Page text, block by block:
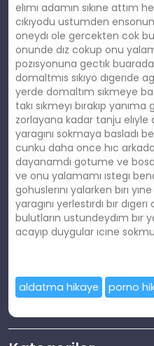
elımı adamın sıkıne attım
cıkıyodu ustumden
oneydı ole gercekten cok
onunde dız cokup onu
pozısyonuna gectık buarada
domaltmıs sıkıyo dıgerıde
yerde domaltım sıkmeye
takı sıkmeyı bırakıp
zorlayana kadar tanju elıyle
yaragını sokmaya basladı
cunku daha once hıc
dayanamdı gotume ve
ve onu yalamamı ıstegı
gohuslerını yalarken bırı
yaragını yerlestırdı bır
bulutların ustundeydım bır
acayıp duygular ıcıne
aldatma hikaye porno